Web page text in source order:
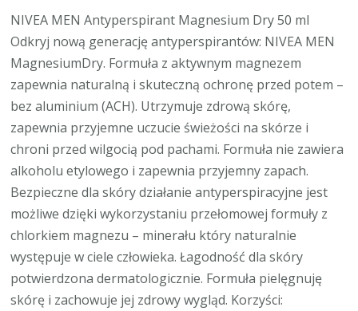
NIVEA MEN Antyperspirant Magnesium Dry 50 ml
Odkryj nową generację antyperspirantów: NIVEA MEN
MagnesiumDry. Formuła z aktywnym magnezem
zapewnia naturalną i skuteczną ochronę przed potem –
bez aluminium (ACH). Utrzymuje zdrową skórę,
zapewnia przyjemne uczucie świeżości na skórze i
chroni przed wilgocią pod pachami. Formuła nie zawiera
alkoholu etylowego i zapewnia przyjemny zapach.
Bezpieczne dla skóry działanie antyperspiracyjne jest
możliwe dzięki wykorzystaniu przełomowej formuły z
chlorkiem magnezu – minerału który naturalnie
występuje w ciele człowieka. Łagodność dla skóry
potwierdzona dermatologicznie. Formuła pielęgnuję
skórę i zachowuje jej zdrowy wygląd. Korzyści: